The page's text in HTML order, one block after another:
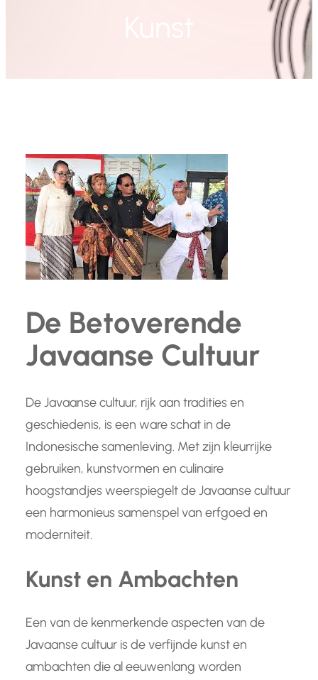
De Betoverende
Javaanse Cultuur
De Javaanse cultuur, rijk aan tradities en
geschiedenis, is een ware schat in de
Indonesische samenleving. Met zijn kleurrijke
gebruiken, kunstvormen en culinaire
hoogstandjes weerspiegelt de Javaanse cultuur
een harmonieus samenspel van erfgoed en
moderniteit.
Kunst en Ambachten
Een van de kenmerkende aspecten van de
Javaanse cultuur is de verfijnde kunst en
ambachten die al eeuwenlang worden